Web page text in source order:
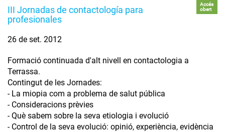
III Jornadas de contactología para
profesionales
Accés
obert
26 de set. 2012
Formació continuada d'alt nivell en contactologia a
Terrassa.
Contingut de les Jornades:
- La miopia com a problema de salut pública
- Consideracions prèvies
- Què sabem sobre la seva etiologia i evolució
- Control de la seva evolució: opinió, experiència, evidència